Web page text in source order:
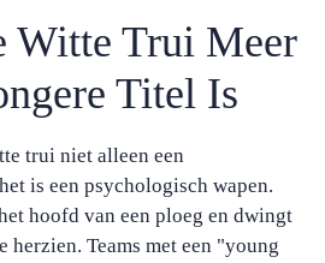
Witte Trui Meer
Titel Is
trui niet alleen een
is een psychologisch wapen.
hoofd van een ploeg en dwingt
herzien. Teams met een "young